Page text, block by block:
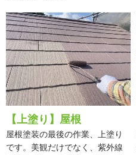
【上塗り】屋根
屋根塗装の最後の作業、上塗り
です。美観だけでなく、紫外線